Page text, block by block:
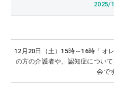
2025/
12月20日（土）15時～16時「オ
の方の介護者や、認知症につい
会で